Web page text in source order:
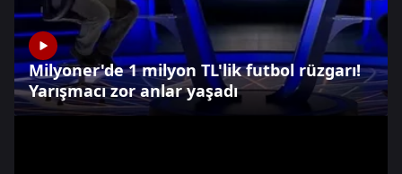
Milyoner'de 1 milyon TL'lik futbol rüzgarı!
Yarışmacı zor anlar yaşadı